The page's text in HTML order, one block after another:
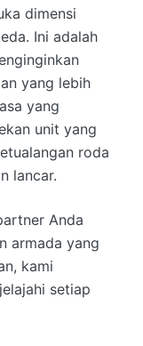
dimensi
Ini adalah
yang lebih
yang
unit yang
roda
lancar.
Anda
armada yang
kami
setiap